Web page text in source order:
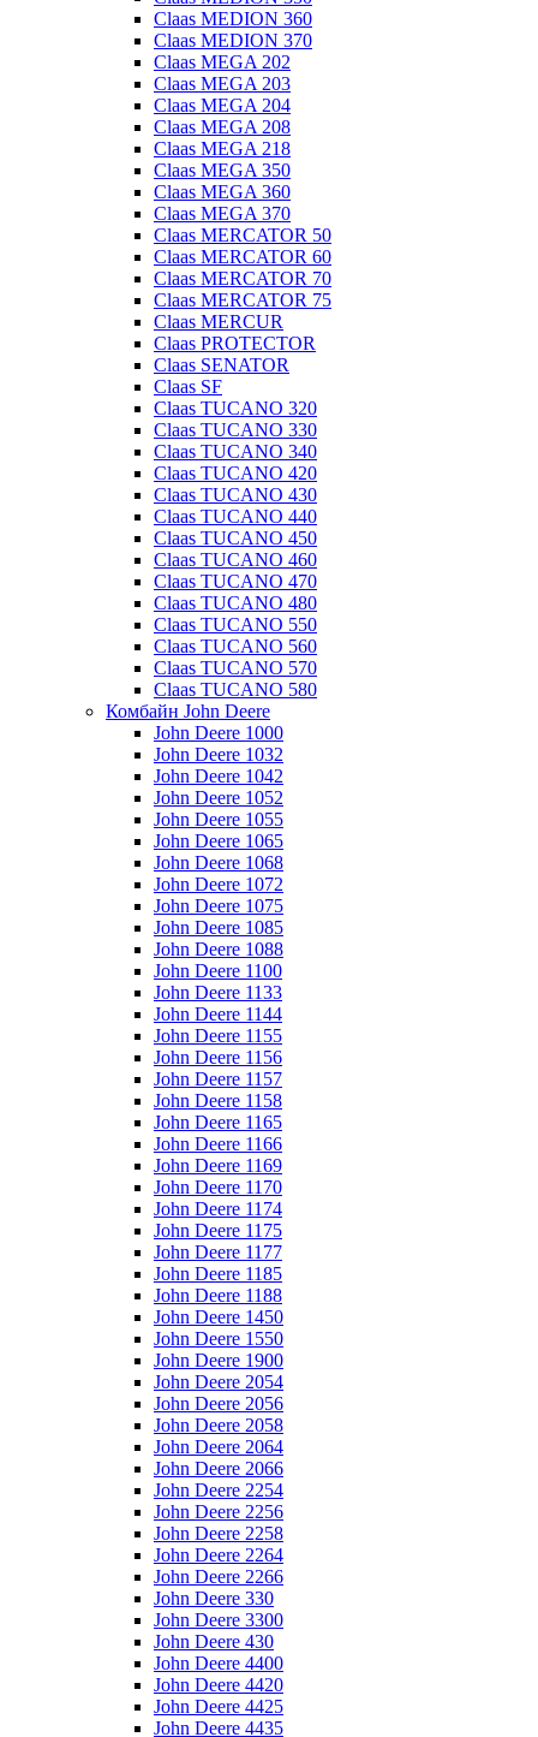
Claas MEDION 360
Claas MEDION 370
Claas MEGA 202
Claas MEGA 203
Claas MEGA 204
Claas MEGA 208
Claas MEGA 218
Claas MEGA 350
Claas MEGA 360
Claas MEGA 370
Claas MERCATOR 50
Claas MERCATOR 60
Claas MERCATOR 70
Claas MERCATOR 75
Claas MERCUR
Claas PROTECTOR
Claas SENATOR
Claas SF
Claas TUCANO 320
Claas TUCANO 330
Claas TUCANO 340
Claas TUCANO 420
Claas TUCANO 430
Claas TUCANO 440
Claas TUCANO 450
Claas TUCANO 460
Claas TUCANO 470
Claas TUCANO 480
Claas TUCANO 550
Claas TUCANO 560
Claas TUCANO 570
Claas TUCANO 580
Комбайн John Deere
John Deere 1000
John Deere 1032
John Deere 1042
John Deere 1052
John Deere 1055
John Deere 1065
John Deere 1068
John Deere 1072
John Deere 1075
John Deere 1085
John Deere 1088
John Deere 1100
John Deere 1133
John Deere 1144
John Deere 1155
John Deere 1156
John Deere 1157
John Deere 1158
John Deere 1165
John Deere 1166
John Deere 1169
John Deere 1170
John Deere 1174
John Deere 1175
John Deere 1177
John Deere 1185
John Deere 1188
John Deere 1450
John Deere 1550
John Deere 1900
John Deere 2054
John Deere 2056
John Deere 2058
John Deere 2064
John Deere 2066
John Deere 2254
John Deere 2256
John Deere 2258
John Deere 2264
John Deere 2266
John Deere 330
John Deere 3300
John Deere 430
John Deere 4400
John Deere 4420
John Deere 4425
John Deere 4435